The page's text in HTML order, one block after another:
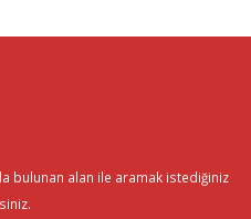
bulunan alan ile aramak istediğiniz